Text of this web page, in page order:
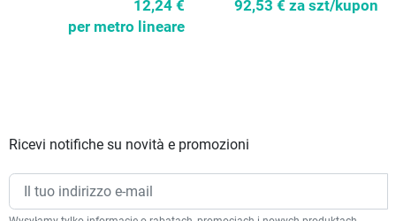
12,24 €
per metro lineare
92,53 € za szt/kupon
Ricevi notifiche su novità e promozioni